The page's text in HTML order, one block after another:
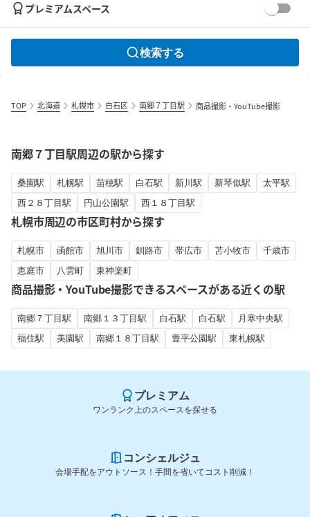
プレミアムスペース
検索する
TOP 北海道 札幌市 白石区 南郷７丁目駅 商品撮影・YouTube撮影
南郷７丁目駅周辺の駅から探す
桑園駅 札幌駅 苗穂駅 白石駅 新川駅 新琴似駅
太平駅
西２８丁目駅
円山公園駅 西１８丁目駅
札幌市周辺の市区町村から探す
札幌市 函館市 旭川市 釧路市 帯広市 苫小牧市
千歳市
恵庭市
八雲町 東神楽町
商品撮影・YouTube撮影できるスペースがある近くの駅
南郷７丁目駅 南郷１３丁目駅 白石駅 白石駅
月寒中央駅
福住駅
美園駅 南郷１８丁目駅 豊平公園駅 東札幌駅
プレミアム
ワンランク上のスペースを探せる
コンシェルジュ
会場手配をアウトソース！手間を省いてコスト削減！